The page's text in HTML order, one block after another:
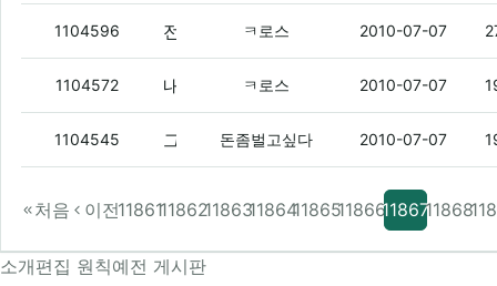
1104596 (3)
ㅋ로스 2010-07-07
1104572 ㅋ로스 2010-07-07
1104545 (4)
돈좀벌고싶다 2010-07-07
처음 이전1186111862118631186411865118661186711868
소개편집 원칙예전 게시판